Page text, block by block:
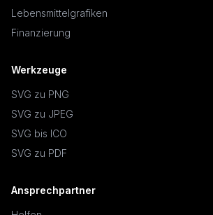
Lebensmittelgrafiken
Finanzierung
Werkzeuge
SVG zu PNG
SVG zu JPEG
SVG bis ICO
SVG zu PDF
Ansprechpartner